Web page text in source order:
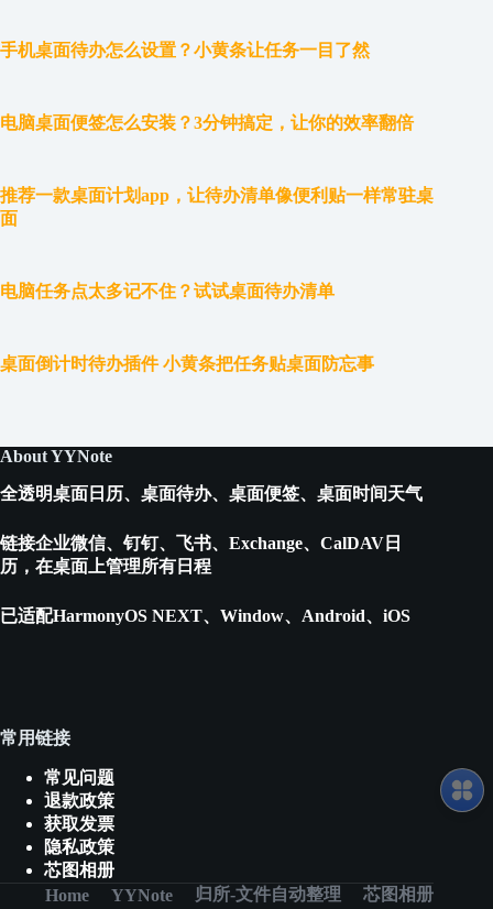
手机桌面待办怎么设置？小黄条让任务一目了然
电脑桌面便签怎么安装？3分钟搞定，让你的效率翻倍
推荐一款桌面计划app，让待办清单像便利贴一样常驻桌
面
电脑任务点太多记不住？试试桌面待办清单
桌面倒计时待办插件 小黄条把任务贴桌面防忘事
About YYNote
全透明桌面日历、桌面待办、桌面便签、桌面时间天气
链接企业微信、钉钉、飞书、Exchange、CalDAV日
历，在桌面上管理所有日程
已适配HarmonyOS NEXT、Window、Android、iOS
常用链接
常见问题
退款政策
获取发票
隐私政策
芯图相册
Home
YYNote 归所-文件自动整理 芯图相册